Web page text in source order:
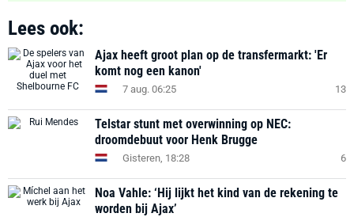
Lees ook:
Ajax heeft groot plan op de transfermarkt: 'Er
komt nog een kanon'
7 aug. 06:25 13
Telstar stunt met overwinning op NEC:
droomdebuut voor Henk Brugge
Gisteren, 18:28 6
Noa Vahle: ‘Hij lijkt het kind van de rekening te
worden bij Ajax’